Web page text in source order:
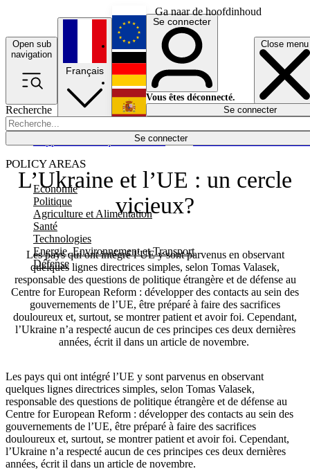
Ga naar de hoofdinhoud
Open sub
navigation
Close menu
Recherche
Se connecter
POLICY AREAS
Economie
Politique
Agriculture et Alimentation
Santé
Technologies
Energie, Environnement et Transport
Défense
Économie
Français
English
Deutsch
Español
Se connecter
Vous êtes déconnecté.
Se connecter
L’Ukraine et l’UE : un cercle
vicieux?
Les pays qui ont intégré l’UE y sont parvenus en observant
quelques lignes directrices simples, selon Tomas Valasek,
responsable des questions de politique étrangère et de défense au
Centre for European Reform : développer des contacts au sein des
gouvernements de l’UE, être préparé à faire des sacrifices
douloureux et, surtout, se montrer patient et avoir foi. Cependant,
l’Ukraine n’a respecté aucun de ces principes ces deux dernières
années, écrit il dans un article de novembre.
Les pays qui ont intégré l’UE y sont parvenus en observant
quelques lignes directrices simples, selon Tomas Valasek,
responsable des questions de politique étrangère et de défense au
Centre for European Reform : développer des contacts au sein des
gouvernements de l’UE, être préparé à faire des sacrifices
douloureux et, surtout, se montrer patient et avoir foi. Cependant,
l’Ukraine n’a respecté aucun de ces principes ces deux dernières
années, écrit il dans un article de novembre.